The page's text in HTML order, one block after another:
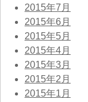
2015年7月
2015年6月
2015年5月
2015年4月
2015年3月
2015年2月
2015年1月